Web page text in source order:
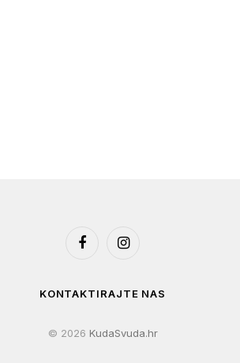
FacebookInstagram
KONTAKTIRAJTE NAS
© 2026 KudaSvuda.hr